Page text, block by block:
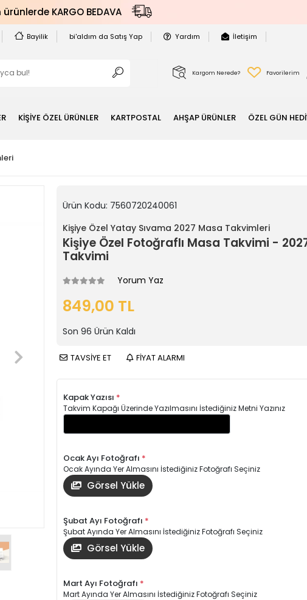
KARGO BEDAVA
Bayilik bi'aldım da Satış Yap Yardım İletişim
Kargom Nerede? Favorilerim
KİŞİYE ÖZEL ÜRÜNLER KARTPOSTAL AHŞAP ÜRÜNLER ÖZEL GÜN
Ürün Kodu: 7560720240061
Kişiye Özel Yatay Sıvama 2027 Masa Takvimleri
Kişiye Özel Fotoğraflı Masa Takvimi -
Takvimi
Yorum Yaz
849,00 TL
Son 96 Ürün Kaldı
TAVSİYE ET FİYAT ALARMI
Kapak Yazısı *
Takvim Kapağı Üzerinde Yazılmasını İstediğiniz Metni Yazınız
Ocak Ayı Fotoğrafı *
Ocak Ayında Yer Almasını İstediğiniz Fotoğrafı Seçiniz
Görsel Yükle
Şubat Ayı Fotoğrafı *
Şubat Ayında Yer Almasını İstediğiniz Fotoğrafı Seçiniz
Görsel Yükle
Mart Ayı Fotoğrafı *
Mart Ayında Yer Almasını İstediğiniz Fotoğrafı Seçiniz